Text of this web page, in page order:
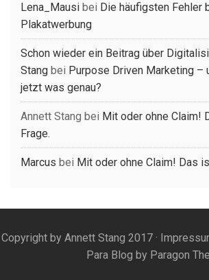
Lena_Mausi bei Die häufigsten Fehler
Plakatwerbung
Schon wieder ein Beitrag über
Stang bei Purpose Driven Marketing –
jetzt was genau?
Annett Stang bei Mit oder ohne Claim!
Frage.
Marcus bei Mit oder ohne Claim! Das
Copyright by Annett Stang 2017 ·
Para Blog by Paragon